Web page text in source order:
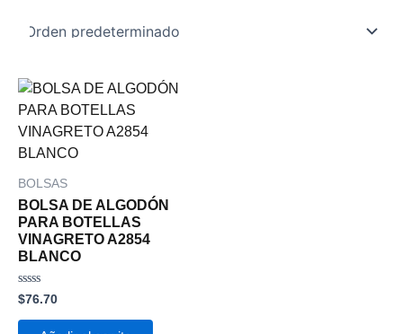
BOLSAS
BOLSA DE ALGODÓN
PARA BOTELLAS
VINAGRETO A2854
BLANCO
Valorado
con
0
$76.70